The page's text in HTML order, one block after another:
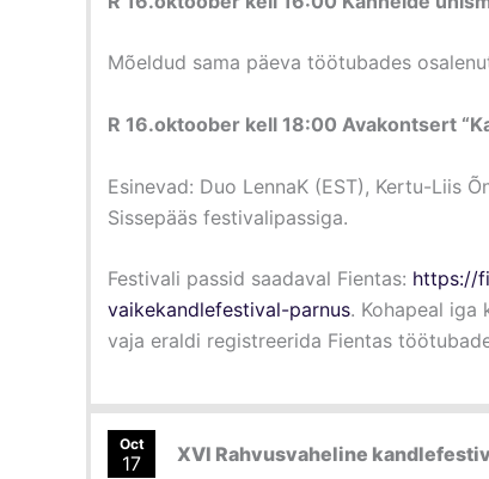
Mõeldud sama päeva töötubades
R 16.oktoober kell 18:00 Avakontsert
Esinevad: Duo LennaK (EST), Kertu-Liis
Sissepääs festivalipassiga.
Festivali passid saadaval Fientas: https://
vaikekandlefestival-parnus. Kohapeal iga
vaja eraldi registreerida Fientas
Oct
17 XVI Rahvusvaheline